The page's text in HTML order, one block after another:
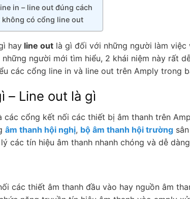
in – line out đúng cách
không có cổng line out
hay line out là gì đối với những người làm
những người mới tìm hiểu, 2 khái niệm này rất
các cổng line in và line out trên Amply trong
– Line out là gì
các cổng kết nối các thiết bị âm thanh trên
âm thanh hội nghị, bộ âm thanh hội trường
các tín hiệu âm thanh nhanh chóng và dễ
các thiết âm thanh đầu vào hay nguồn âm